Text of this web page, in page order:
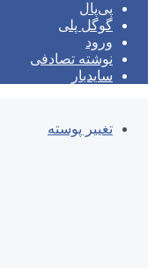
پی‌پال
گوگل پلی
ورود
نوشته تصادفی
سایدبار
تغییر پوسته